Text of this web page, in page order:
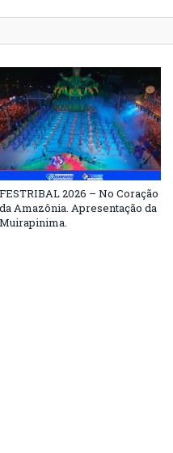
FESTRIBAL 2026 – No Coração
da Amazônia. Apresentação da
Muirapinima.